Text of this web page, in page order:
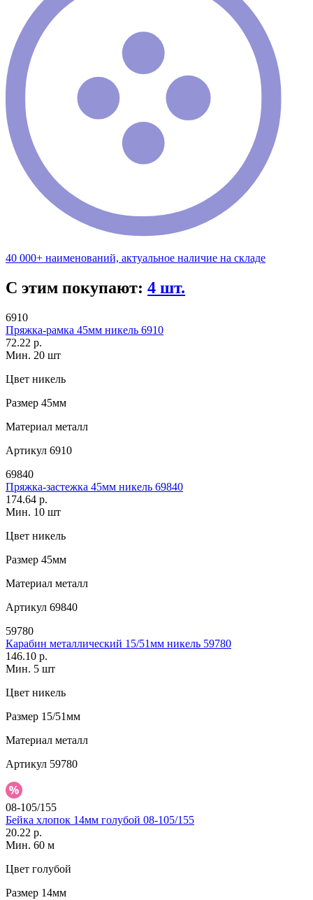
40 000+ наименований, актуальное наличие на складе
С этим покупают: 4 шт.
6910
Пряжка-рамка 45мм никель 6910
72.22 р.
Мин. 20 шт
Цвет никель
Размер 45мм
Материал металл
Артикул 6910
69840
Пряжка-застежка 45мм никель 69840
174.64 р.
Мин. 10 шт
Цвет никель
Размер 45мм
Материал металл
Артикул 69840
59780
Карабин металлический 15/51мм никель 59780
146.10 р.
Мин. 5 шт
Цвет никель
Размер 15/51мм
Материал металл
Артикул 59780
08-105/155
Бейка хлопок 14мм голубой 08-105/155
20.22 р.
Мин. 60 м
Цвет голубой
Размер 14мм